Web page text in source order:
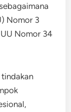
Nomor 3
Nomor 34